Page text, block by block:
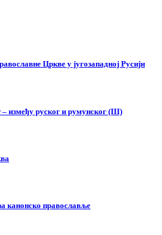
Цркве у југозападној Русији
између руског и румунског (III)
канонско православље